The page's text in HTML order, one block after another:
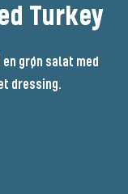
Turkey
grøn salat med
dressing.